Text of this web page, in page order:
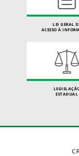
LEI GERAL
ACESSO À
ESTADUAL